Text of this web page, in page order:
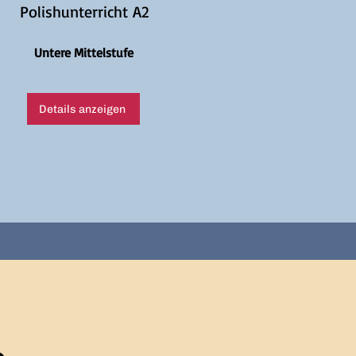
Polishunterricht A2
Untere Mittelstufe
Details anzeigen